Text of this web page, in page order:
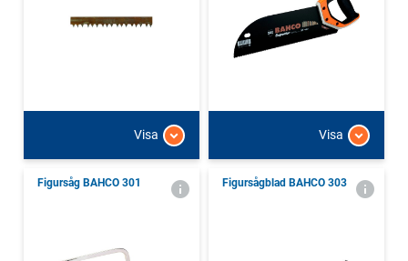
Visa Visa
Figursåg BAHCO 301 Figursågblad BAHCO 303